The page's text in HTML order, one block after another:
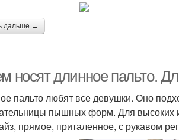
дальше →
носят длинное пальто.
пальто любят все девушки. Оно
пышных форм. Для высоких
прямое, приталенное, с рукавом